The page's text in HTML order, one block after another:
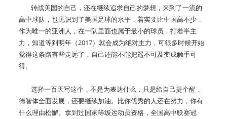
转战美国的自己，还在继续追求自己的梦想，来到了一流的
高中球队，也见识到了美国足球的水平，着实要比中国高不少，
作为唯一的亚洲人，在一队里面也属于最小的球员，打着半主
力，知道等到明年（2017）就会成为绝对主力，可很多时候开始
觉得这条路有些走远了，自己还能不能把遥不可及变成触手可
得。
选择一百天写这个，不是为表达什么，只是给自己提个醒，
德智体全面发展，还要继续加油。比你优秀的人还在努力，你有
什么理由松懈。拿到过国家等级运动员资格，全国高中联赛冠